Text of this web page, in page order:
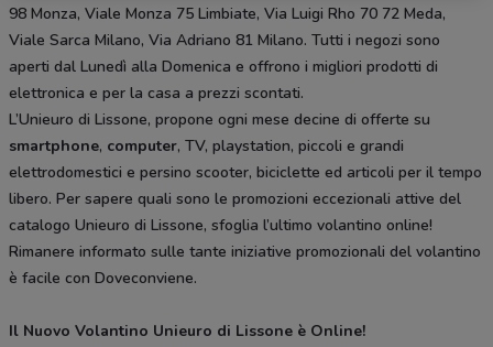
98 Monza, Viale Monza 75 Limbiate, Via Luigi Rho 70 72 Meda,
Viale Sarca Milano, Via Adriano 81 Milano. Tutti i negozi sono
aperti dal Lunedì alla Domenica e offrono i migliori prodotti di
elettronica e per la casa a prezzi scontati.
L’Unieuro di Lissone, propone ogni mese decine di offerte su
smartphone, computer, TV, playstation, piccoli e grandi
elettrodomestici e persino scooter, biciclette ed articoli per il tempo
libero. Per sapere quali sono le promozioni eccezionali attive del
catalogo Unieuro di Lissone, sfoglia l’ultimo volantino online!
Rimanere informato sulle tante iniziative promozionali del volantino
è facile con Doveconviene.
Il Nuovo Volantino Unieuro di Lissone è Online!